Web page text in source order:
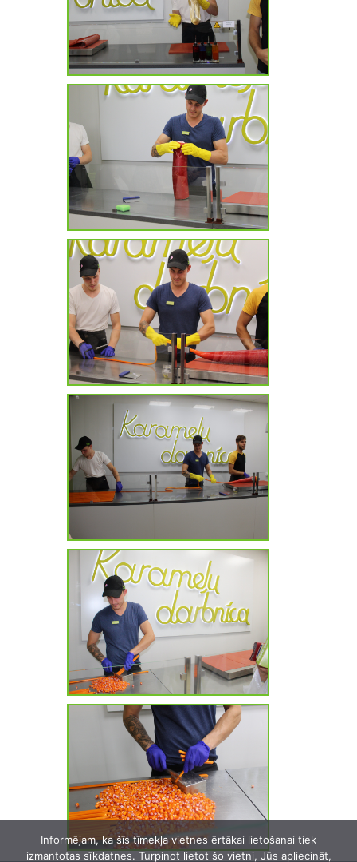
Atpakaļ »
Informējam, ka šīs tīmekļa vietnes ērtākai lietošanai tiek
izmantotas sīkdatnes. Turpinot lietot šo vietni, Jūs apliecināt,